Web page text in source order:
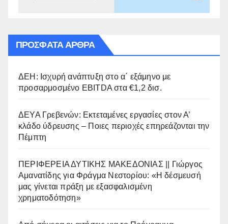
ΠΡΌΣΦΑΤΑ ΆΡΘΡΑ
ΔΕΗ: Ισχυρή ανάπτυξη στο α΄ εξάμηνο με
προσαρμοσμένο EBITDA στα €1,2 δισ.
ΔΕΥΑ Γρεβενών: Εκτεταμένες εργασίες στον Α’
κλάδο ύδρευσης – Ποιες περιοχές επηρεάζονται την
Πέμπτη
ΠΕΡΙΦΕΡΕΙΑ ΔΥΤΙΚΗΣ ΜΑΚΕΔΟΝΙΑΣ || Γιώργος
Αμανατίδης για Φράγμα Νεστορίου: «Η δέσμευσή
μας γίνεται πράξη με εξασφαλισμένη
χρηματοδότηση»